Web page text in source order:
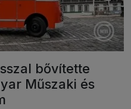
bővítette
Műszaki és